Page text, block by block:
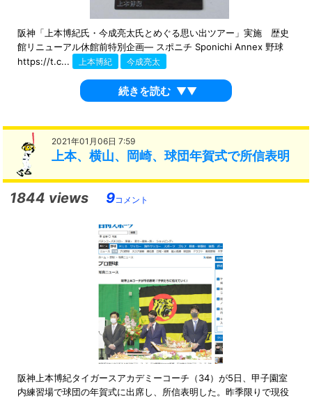
阪神「上本博紀氏・今成亮太氏とめぐる思い出ツアー」実施 歴史
館リニューアル休館前特別企画― スポニチ Sponichi Annex 野球
https://t.c...
上本博紀 今成亮太
続きを読む ▼▼
2021年01月06日 7:59
上本、横山、岡崎、球団年賀式で所信表明
1844 views 9コメント
阪神上本博紀タイガースアカデミーコーチ（34）が5日、甲子園室
内練習場で球団の年賀式に出席し、所信表明した。昨季限りで現役